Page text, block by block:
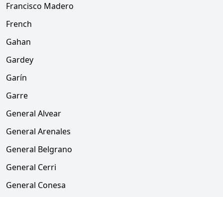
Francisco Madero
French
Gahan
Gardey
Garín
Garre
General Alvear
General Arenales
General Belgrano
General Cerri
General Conesa